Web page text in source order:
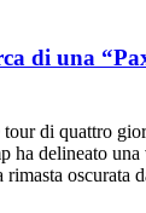
di una
tour di quattro
ha delineato
oscurata